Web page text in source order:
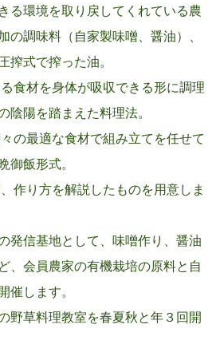
る環境を取り戻してくれている農
の調味料（自家製味噌、醤油）、
搾式で搾った油。
食材を身体が吸収できる形に調理
陰陽を踏まえた料理法。
の最適な食材で組み立てを任せて
御飯形式。
作り方を解説したものを用意しま
発信基地として、味噌作り、醤油
、会員農家の有機栽培の原料と自
催します。
野草料理教室を春夏秋と年３回開